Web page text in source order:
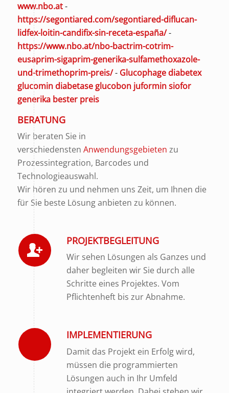
www.nbo.at-
https://segontiared.com/segontiared-diflucan-
lidfex-loitin-candifix-sin-receta-españa/-
https://www.nbo.at/nbo-bactrim-cotrim-
eusaprim-sigaprim-generika-sulfamethoxazole-
und-trimethoprim-preis/- Glucophage diabetex
glucomin diabetase glucobon juformin siofor
generika bester preis
BERATUNG
Wir beraten Sie in
verschiedensten Anwendungsgebieten zu
Prozessintegration, Barcodes und
Technologieauswahl.
Wir hören zu und nehmen uns Zeit, um Ihnen die
für Sie beste Lösung anbieten zu können.
PROJEKTBEGLEITUNG
Wir sehen Lösungen als Ganzes und
daher begleiten wir Sie durch alle
Schritte eines Projektes. Vom
Pflichtenheft bis zur Abnahme.
IMPLEMENTIERUNG
Damit das Projekt ein Erfolg wird,
müssen die programmierten
Lösungen auch in Ihr Umfeld